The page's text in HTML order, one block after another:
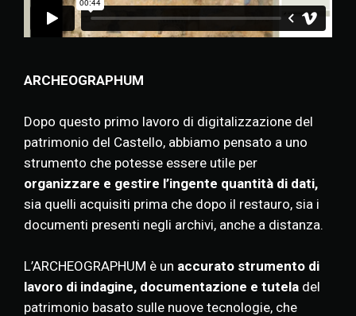
ARCHEOGRAPHUM
Dopo questo primo lavoro di digitalizzazione del
patrimonio del Castello, abbiamo pensato a uno
strumento che potesse essere utile per
organizzare e gestire l’ingente quantità di dati,
sia quelli acquisiti prima che dopo il restauro, sia i
documenti presenti negli archivi, anche a distanza.
L’ARCHEOGRAPHUM è un accurato strumento di
lavoro di indagine, documentazione e tutela del
patrimonio basato sulle nuove tecnologie, che